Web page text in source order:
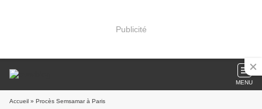
Publicité
MENU
Accueil » Procès Semsamar à Paris